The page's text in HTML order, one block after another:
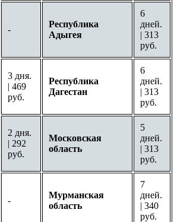
-
Республика
Адыгея
6
дней.
| 313
руб.
3 дня.
| 469
руб.
Республика
Дагестан
6
дней.
| 313
руб.
2 дня.
| 292
руб.
Московская
область
5
дней.
| 313
руб.
-
Мурманская
область
7
дней.
| 340
руб.